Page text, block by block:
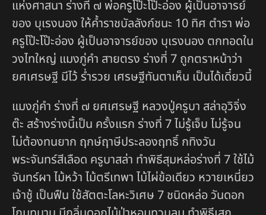
แห่งศาสนา ร่างที่ ๗ พ่อครูโป๊ะโป๊ะอ่อง ผู้เป็นอาจารย์
ของ บุเรงนอง ให้ค้ำราชบัลลังก์ชนะ 10 ทิศ ตำรา พ่อ
ครูโป๊ะโป๊ะอ่อง ผู้เป็นอาจารย์ของ บุเรงนอง ตกทอดใน
วงไทใหญ่ แมงภู่คำ สายตรง ร่างที่ 7 ถูกตราหน้าว่า
ยศเศรษฐี มีไว้ ร่ำรวย เศรษฐีทันตาเห็น เป็นได้เดี๋ยวนี้
แมงภู่คำ ร่างที่ ๗ ยศเศรษฐี หลวงปู่ครูบา สล่าอุวิจิ่ง
ต๊ะ สร้างร่างนี้เป็น ครั้งแรก ร่างที่ 7 ไม่รู้เจ็บ ไม่รู้จน
ไม่ต้องทนยาก ฤกษ์ฤาษีประลองฤทธิ์ กทิงวัน
พระจันทร์สีเลือด ครูบาสล่า ทำพิธีสุมหล่อร่างที่ 7 ใช้ไม้
จันทร์ผา ไม้หว้า ไม้ตรีเทพา ไม้ไผ่ข้อเดียว หวายเหนี่ยว
เจ้าชู้ เป็นฟืน ใช้สัตตะโลหะวิเศษ 7 ชนิดหล่อ วันดอก